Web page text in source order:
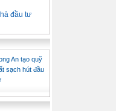
đầu tư
An tạo quỹ
sạch hút đầu